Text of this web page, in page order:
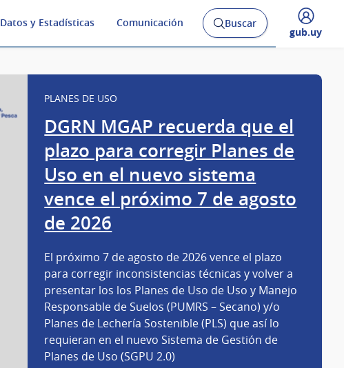
Datos y Estadísticas Comunicación
Abrir
buscador
Buscar
Desplegar
gub.uy
PLANES DE USO
DGRN MGAP recuerda que el
plazo para corregir Planes de
Uso en el nuevo sistema
vence el próximo 7 de agosto
de 2026
El próximo 7 de agosto de 2026 vence el plazo
para corregir inconsistencias técnicas y volver a
presentar los los Planes de Uso de Uso y Manejo
Responsable de Suelos (PUMRS – Secano) y/o
Planes de Lechería Sostenible (PLS) que así lo
requieran en el nuevo Sistema de Gestión de
Planes de Uso (SGPU 2.0)